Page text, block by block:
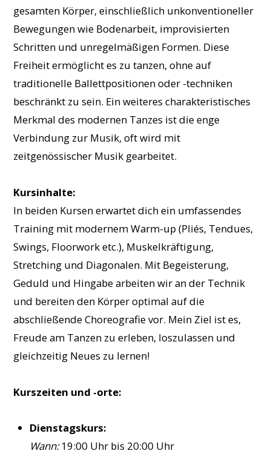
gesamten Körper, einschließlich unkonventioneller
Bewegungen wie Bodenarbeit, improvisierten
Schritten und unregelmäßigen Formen. Diese
Freiheit ermöglicht es zu tanzen, ohne auf
traditionelle Ballettpositionen oder -techniken
beschränkt zu sein. Ein weiteres charakteristisches
Merkmal des modernen Tanzes ist die enge
Verbindung zur Musik, oft wird mit
zeitgenössischer Musik gearbeitet.
Kursinhalte:
In beiden Kursen erwartet dich ein umfassendes
Training mit modernem Warm-up (Pliés, Tendues,
Swings, Floorwork etc.), Muskelkräftigung,
Stretching und Diagonalen. Mit Begeisterung,
Geduld und Hingabe arbeiten wir an der Technik
und bereiten den Körper optimal auf die
abschließende Choreografie vor. Mein Ziel ist es,
Freude am Tanzen zu erleben, loszulassen und
gleichzeitig Neues zu lernen!
Kurszeiten und -orte:
Dienstagskurs:
Wann:19:00 Uhr bis 20:00 Uhr